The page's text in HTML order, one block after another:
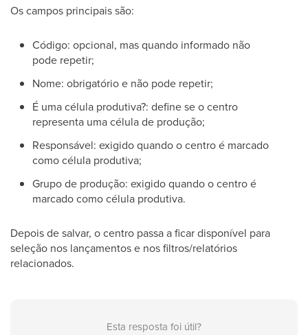
Os campos principais são:
Código: opcional, mas quando informado não
pode repetir;
Nome: obrigatório e não pode repetir;
É uma célula produtiva?: define se o centro
representa uma célula de produção;
Responsável: exigido quando o centro é marcado
como célula produtiva;
Grupo de produção: exigido quando o centro é
marcado como célula produtiva.
Depois de salvar, o centro passa a ficar disponível para
seleção nos lançamentos e nos filtros/relatórios
relacionados.
Esta resposta foi útil?